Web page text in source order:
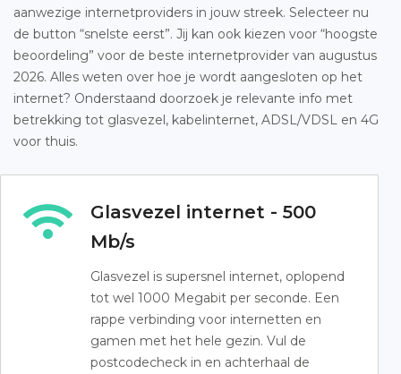
aanwezige internetproviders in jouw streek. Selecteer nu
de button “snelste eerst”. Jij kan ook kiezen voor “hoogste
beoordeling” voor de beste internetprovider van augustus
2026. Alles weten over hoe je wordt aangesloten op het
internet? Onderstaand doorzoek je relevante info met
betrekking tot glasvezel, kabelinternet, ADSL/VDSL en 4G
voor thuis.
Glasvezel internet - 500
Mb/s
Glasvezel is supersnel internet, oplopend
tot wel 1000 Megabit per seconde. Een
rappe verbinding voor internetten en
gamen met het hele gezin. Vul de
postcodecheck in en achterhaal de